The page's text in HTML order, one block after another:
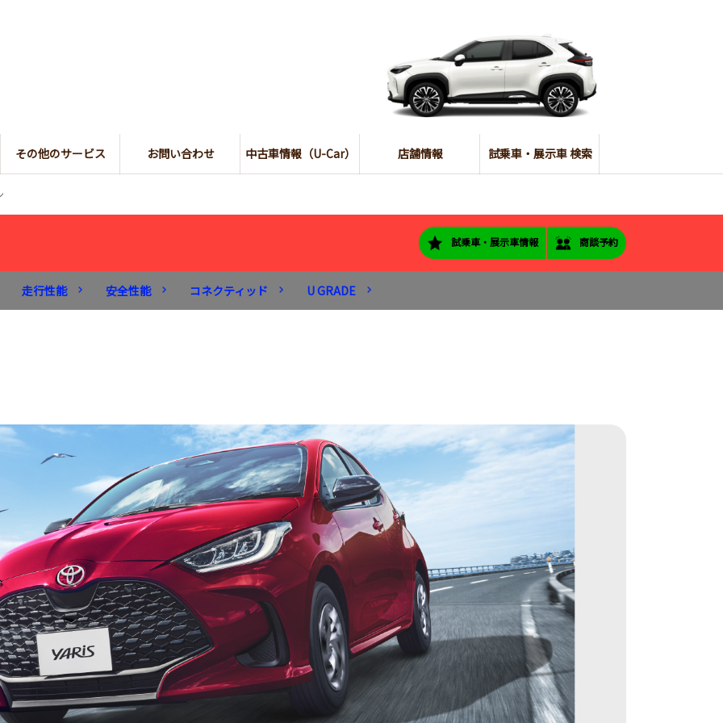
その他のサービス お問い合わせ 中古車情報（U-Car） 店舗情報 試乗車・展示車 検索
試乗車・展示車情報 商談予約
走行性能 安全性能 コネクティッド U GRADE